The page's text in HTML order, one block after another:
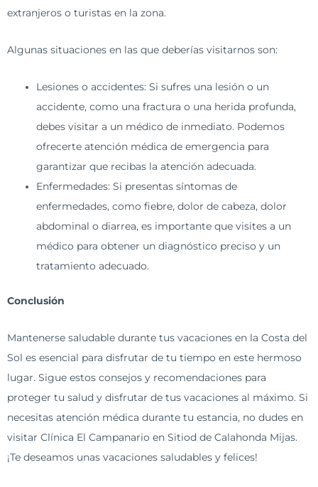
extranjeros o turistas en la zona.
Algunas situaciones en las que deberías visitarnos son:
Lesiones o accidentes: Si sufres una lesión o un
accidente, como una fractura o una herida profunda,
debes visitar a un médico de inmediato. Podemos
ofrecerte atención médica de emergencia para
garantizar que recibas la atención adecuada.
Enfermedades: Si presentas síntomas de
enfermedades, como fiebre, dolor de cabeza, dolor
abdominal o diarrea, es importante que visites a un
médico para obtener un diagnóstico preciso y un
tratamiento adecuado.
Conclusión
Mantenerse saludable durante tus vacaciones en la Costa del
Sol es esencial para disfrutar de tu tiempo en este hermoso
lugar. Sigue estos consejos y recomendaciones para
proteger tu salud y disfrutar de tus vacaciones al máximo. Si
necesitas atención médica durante tu estancia, no dudes en
visitar Clínica El Campanario en Sitiod de Calahonda Mijas.
¡Te deseamos unas vacaciones saludables y felices!